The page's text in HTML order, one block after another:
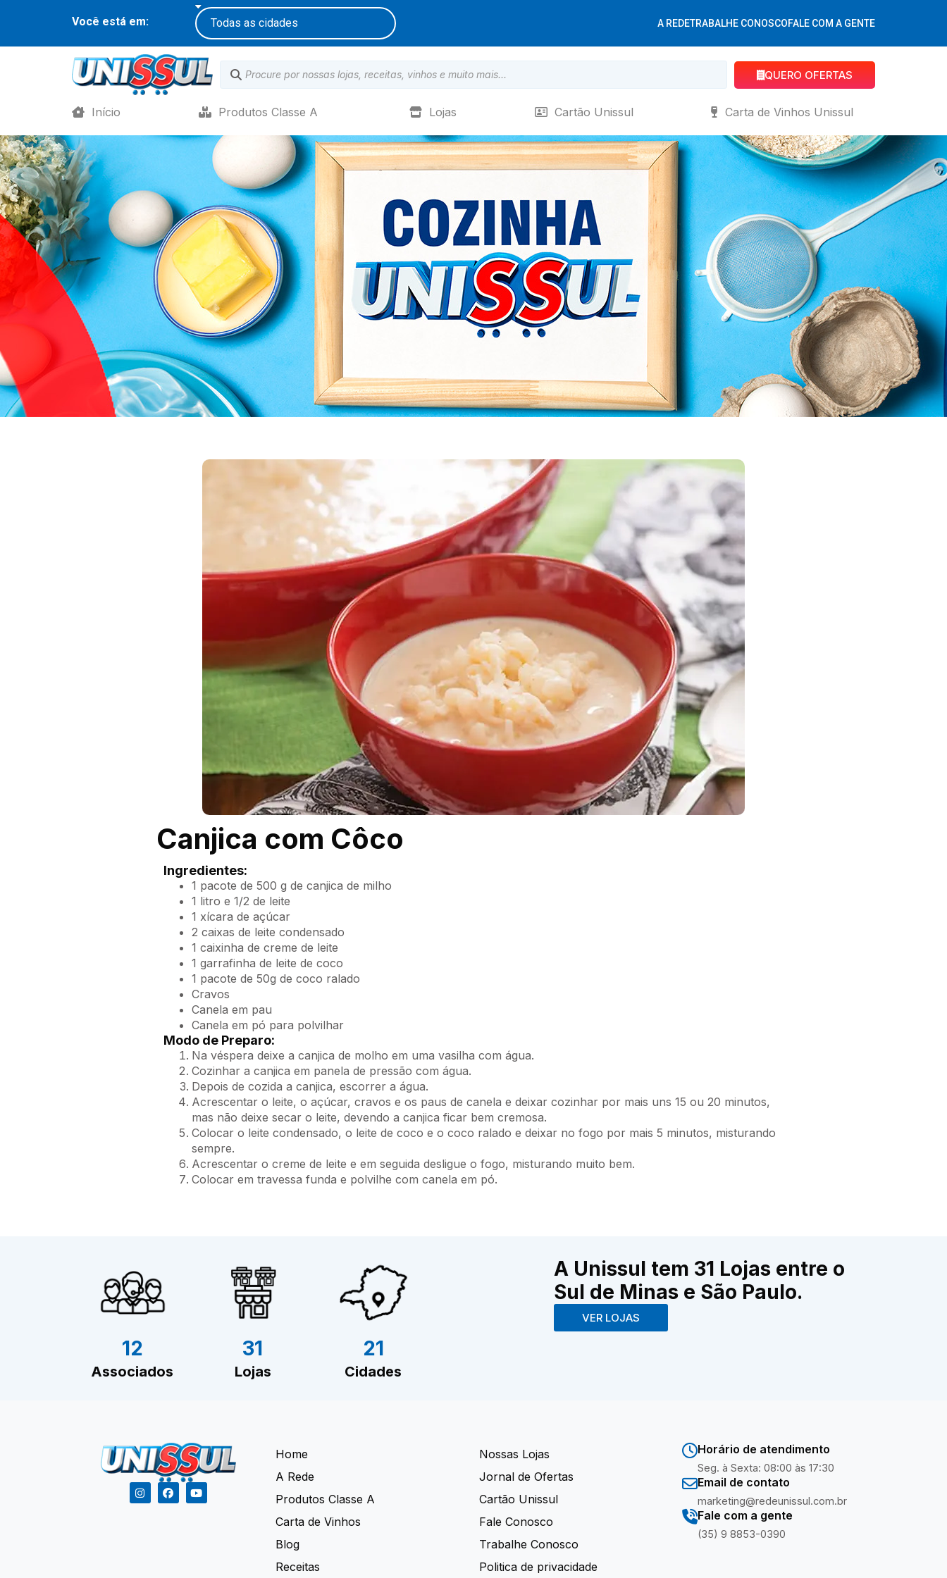
Você está em: A REDETRABALHE CONOSCOFALE COM A GENTE
QUERO OFERTAS
Início Produtos Classe A Lojas Cartão Unissul Carta de Vinhos Unissul
Canjica com Côco
Ingredientes:
1 pacote de 500 g de canjica de milho
1 litro e 1/2 de leite
1 xícara de açúcar
2 caixas de leite condensado
1 caixinha de creme de leite
1 garrafinha de leite de coco
1 pacote de 50g de coco ralado
Cravos
Canela em pau
Canela em pó para polvilhar
Modo de Preparo:
Na véspera deixe a canjica de molho em uma vasilha com água.
Cozinhar a canjica em panela de pressão com água.
Depois de cozida a canjica, escorrer a água.
Acrescentar o leite, o açúcar, cravos e os paus de canela e deixar cozinhar por mais uns 15 ou 20 minutos,
mas não deixe secar o leite, devendo a canjica ficar bem cremosa.
Colocar o leite condensado, o leite de coco e o coco ralado e deixar no fogo por mais 5 minutos, misturando
sempre.
Acrescentar o creme de leite e em seguida desligue o fogo, misturando muito bem.
Colocar em travessa funda e polvilhe com canela em pó.
12
Associados
31
Lojas
21
Cidades
A Unissul tem 31 Lojas entre o
Sul de Minas e São Paulo.
VER LOJAS
Home
A Rede
Produtos Classe A
Carta de Vinhos
Blog
Receitas
Nossas Lojas
Jornal de Ofertas
Cartão Unissul
Fale Conosco
Trabalhe Conosco
Politica de privacidade
Horário de atendimento
Seg. à Sexta: 08:00 às 17:30
Email de contato
marketing@redeunissul.com.br
Fale com a gente
(35) 9 8853-0390